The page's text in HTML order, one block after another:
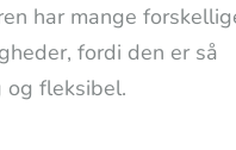
har mange
fordi den er så
fleksibel.